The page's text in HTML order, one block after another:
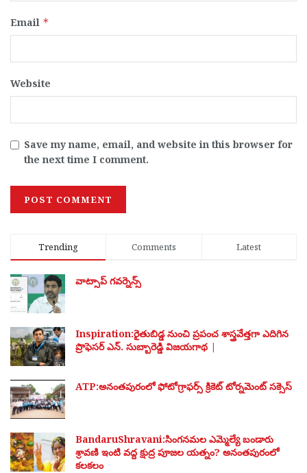
Email *
Website
Save my name, email, and website in this browser for
the next time I comment.
Trending Comments Latest
వాట్సాప్ గవర్నెన్స్
Inspiration:రైతుబిడ్డ నుంచి ప్రపంచ శాస్త్రవేత్తగా ఎదిగిన
ప్రొఫెసర్ ఎన్. సుబ్బారెడ్డి విజయగాథ |
ATP:అనంతపురంలో ఫోటోగ్రాఫర్స్ క్రికెట్ టోర్నమెంట్ సక్సెస్
BandaruShravani:సింగనమల ఎమ్మెల్యే బండారు
శ్రావణి ఇంటి వద్ద క్షుద్ర పూజల యత్నం? అనంతపురంలో
కలకలం